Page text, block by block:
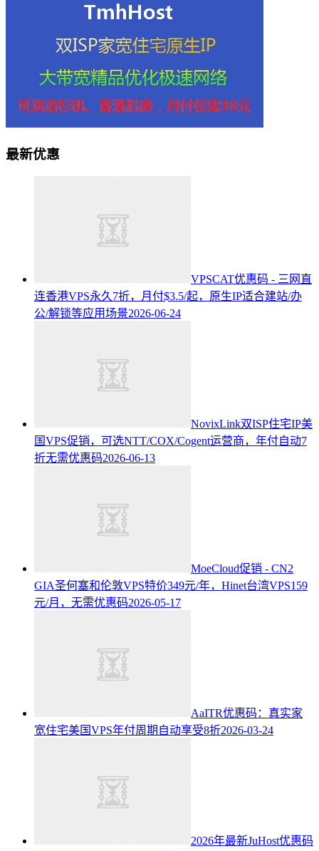
最新优惠
VPSCAT优惠码 - 三网直
连香港VPS永久7折，月付$3.5/起，原生IP适合建站/办
公/解锁等应用场景2026-06-24
NovixLink双ISP住宅IP美
国VPS促销，可选NTT/COX/Cogent运营商，年付自动7
折无需优惠码2026-06-13
MoeCloud促销 - CN2
GIA圣何塞和伦敦VPS特价349元/年，Hinet台湾VPS159
元/月，无需优惠码2026-05-17
AaITR优惠码：真实家
宽住宅美国VPS年付周期自动享受8折2026-03-24
2026年最新JuHost优惠码